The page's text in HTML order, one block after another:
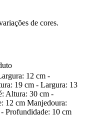
de cores.
12 cm -
19 cm - Largura: 13
Altura: 30 cm -
12 cm Manjedoura:
Profundidade: 10 cm